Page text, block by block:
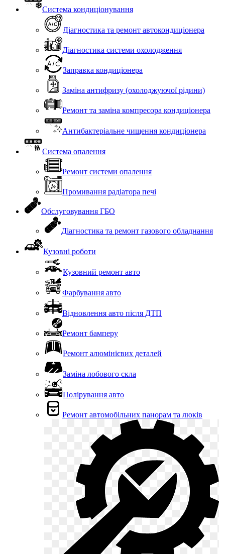
Система кондиціонування
Діагностика та ремонт автокондиціонера
Діагностика системи охолодження
Заправка кондиціонера
Заміна антифризу (охолоджуючої рідини)
Ремонт та заміна компресора кондиціонера
Антибактеріальне чищення кондиціонера
Система опалення
Ремонт системи опалення
Промивання радіатора печі
Обслуговування ГБО
Діагностика та ремонт газового обладнання
Кузовні роботи
Кузовний ремонт авто
Фарбування авто
Відновлення авто після ДТП
Ремонт бамперу
Ремонт алюмінієвих деталей
Заміна лобового скла
Полірування авто
Ремонт автомобільних панорам та люків